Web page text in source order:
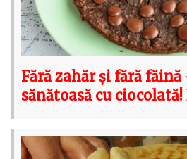
Fără zahăr și fără
sănătoasă cu ciocolată!